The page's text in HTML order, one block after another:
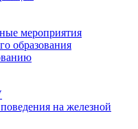
мероприятия
образования
на железной